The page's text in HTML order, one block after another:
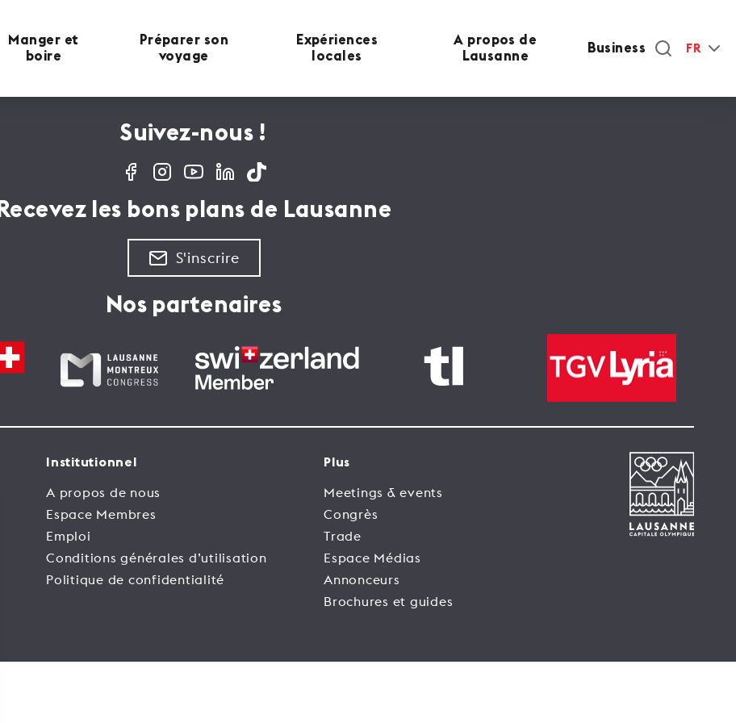
Manger et
boire
Préparer son
voyage
Expériences
locales
A propos de
Lausanne
Business FR
Suivez-nous !
Recevez les bons plans de Lausanne
S'inscrire
Nos partenaires
Institutionnel
A propos de nous
Espace Membres
Emploi
Conditions générales d’utilisation
Politique de confidentialité
Plus
Meetings & events
Congrès
Trade
Espace Médias
Annonceurs
Brochures et guides